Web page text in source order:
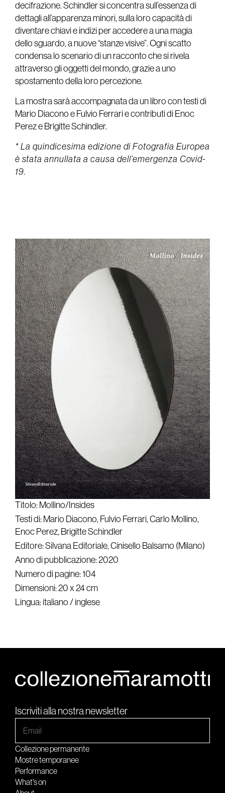
decifrazione. Schindler si concentra sull’essenza di
dettagli all’apparenza minori, sulla loro capacità di
diventare chiavi e indizi per accedere a una magia
dello sguardo, a nuove “stanze visive”. Ogni scatto
condensa lo scenario di un racconto che si rivela
attraverso gli oggetti del mondo, grazie a uno
spostamento della loro percezione.
La mostra sarà accompagnata da un libro con testi di
Mario Diacono e Fulvio Ferrari e contributi di Enoc
Perez e Brigitte Schindler.
* La quindicesima edizione di Fotografia Europea
è stata annullata a causa dell’emergenza Covid-
19.
Titolo: Mollino/Insides
Testi di: Mario Diacono, Fulvio Ferrari, Carlo Mollino,
Enoc Perez, Brigitte Schindler
Editore: Silvana Editoriale, Cinisello Balsamo (Milano)
Anno di pubblicazione: 2020
Numero di pagine: 104
Dimensioni: 20 x 24 cm
Lingua: italiano / inglese
Iscriviti alla nostra newsletter
Collezione permanente
Mostre temporanee
Performance
What's on